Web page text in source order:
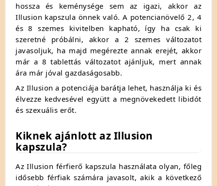
hossza és keménysége sem az igazi, akkor az
Illusion kapszula önnek való. A potencianövelő 2, 4
és 8 szemes kivitelben kapható, így ha csak ki
szeretné próbálni, akkor a 2 szemes változatot
javasoljuk, ha majd megérezte annak erejét, akkor
már a 8 tablettás változatot ajánljuk, mert annak
ára már jóval gazdaságosabb.
Az Illusion a potenciája barátja lehet, használja ki és
élvezze kedvesével együtt a megnövekedett libidót
és szexuális erőt.
Kiknek ajánlott az Illusion
kapszula?
Az Illusion férfierő kapszula használata olyan, főleg
idősebb férfiak számára javasolt, akik a következő